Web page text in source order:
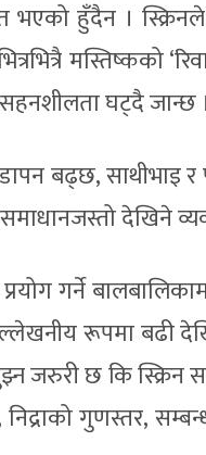
भएको हुँदैन ।
मस्तिष्कको
घट्दै जान्छ ।
बढ्छ,
देखिने
गर्ने
रूपमा बढी
जरुरी छ कि स्क्रिन
निद्राको गुणस्तर,